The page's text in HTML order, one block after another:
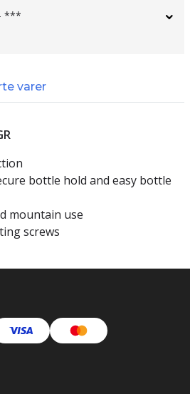
***
varer
bottle hold and easy bottle
mountain use
screws